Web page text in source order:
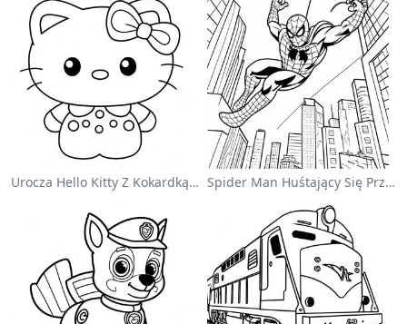
Urocza Hello Kitty Z Kokardką - Kolorowanka Spider Man Huśtający Się Przez Miasto - Kolorowanka